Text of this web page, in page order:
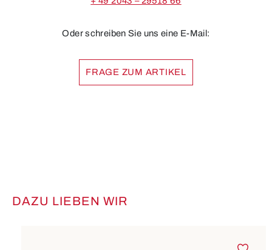
Oder schreiben Sie uns eine E-Mail:
FRAGE ZUM ARTIKEL
Produktgalerie überspringen
DAZU LIEBEN WIR